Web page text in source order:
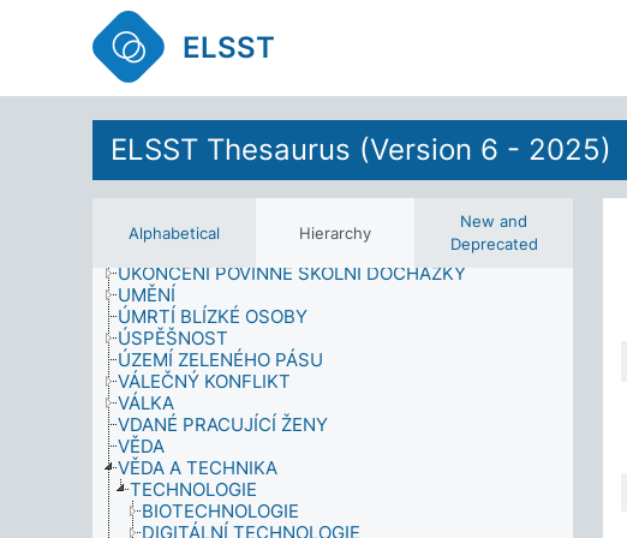
ELSST
ELSST Thesaurus (Version 6 - 2025)
Alphabetical Hierarchy
New and
Deprecated
SYMPTOMY
TECHNICKÁ INFRASTRUKTURA
TECHNIKY SBĚRU DAT
TERÉNNÍ VÝZKUM
TRESTNÁ ČINNOST
TRESTNÍ REJSTŘÍK
TULÁCI
UČEBNÍ POMŮCKY
UČENÍ
UDÁLOSTI ŽIVOTNÍ DRÁHY
UKONČENÍ POVINNÉ ŠKOLNÍ DOCHÁZKY
UMĚNÍ
ÚMRTÍ BLÍZKÉ OSOBY
ÚSPĚŠNOST
ÚZEMÍ ZELENÉHO PÁSU
VÁLEČNÝ KONFLIKT
VÁLKA
VDANÉ PRACUJÍCÍ ŽENY
VĚDA
VĚDA A TECHNIKA
TECHNOLOGIE
BIOTECHNOLOGIE
DIGITÁLNÍ TECHNOLOGIE